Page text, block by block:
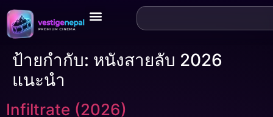
ป้ายกำกับ: หนังสายลับ 2026
แนะนำ
Infiltrate (2026)